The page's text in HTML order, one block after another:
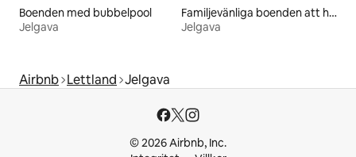
Boenden med bubbelpool
Jelgava
Familjevänliga boenden att hyra
Jelgava
Airbnb Lettland Jelgava
© 2026 Airbnb, Inc.